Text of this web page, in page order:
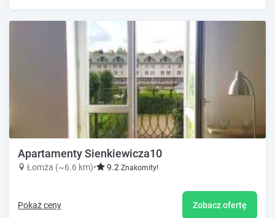
Apartamenty Sienkiewicza10
Łomża (~6.6 km)• 9.2 Znakomity!
Pokaż ceny Zobacz ofertę